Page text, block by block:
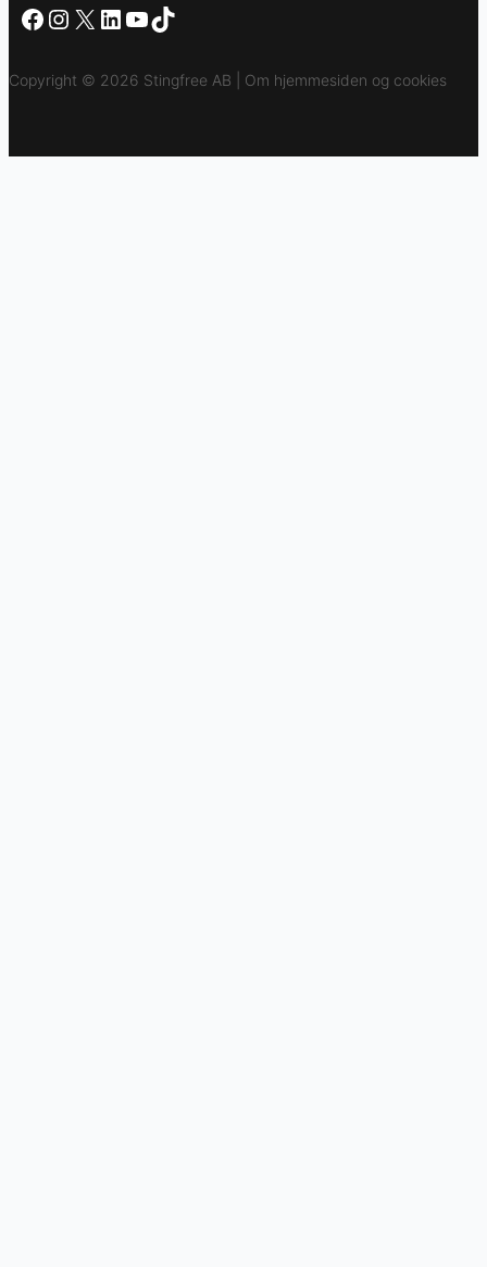
Facebook
Instagram
X LinkedIn
YouTube
TikTok
Copyright © 2026 Stingfree AB | Om hjemmesiden og cookies